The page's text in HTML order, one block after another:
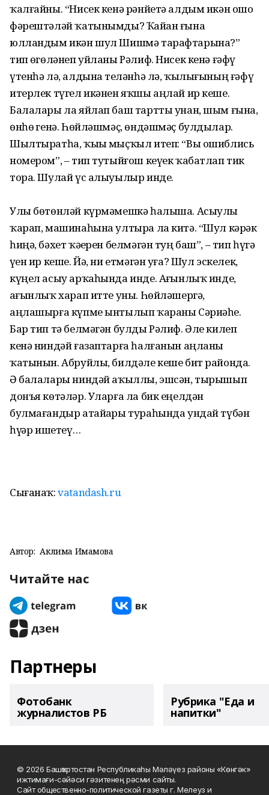
ҡалғайны. “Нисек кенә рәнйетә алдым икән ошо
фәрештәләй ҡаты­нымды? Ҡайҙан ғына
юлландым икән шул Шишмә тарафтарына?”
тип өҙгөләнеп уйланы Рәлиф. Нисек кенә ғәфү
үтенһә лә, алдына теҙләнһә лә, ҡылығының ғәфү
итерлек түгел икәнен яҡшы аңлай ир кеше.
Балалары ла яйлап баш тартты унан, шым ғына,
өнһөҙ генә. Һөйләшмәҫ, өндәшмәҫ булдылар.
Шылтыратһа, ҡыҙы мыҫҡыл итеп: “Вы ошиблись
номером”, – тип тутыйғош кеүек ҡабатлап тик
тора. Шулай үс алыуылыр инде.
Улы бөтөнләй күрмәмешкә һалыша. Асыулы
ҡарап, машина­һына ултыра ла китә. “Шул кәрәк
һиңә, бәхет ҡәҙерен белмәгән туң баш”, – тип һүгә
үҙен ир кеше. Йә, ни етмәгән уға? Шул эскелек,
күңел асыу арҡаһында инде. Аҙғынлыҡ инде,
аҙғынлыҡ харап итте уны. Һөйләшергә,
аңлашырға күпме ынтылып ҡараны Сәриәһе.
Бар тип тә белмәгән булды Рәлиф. Әле килеп
кенә ниндәй ғазаптарға һалғанын аңланы
ҡатынын. Абруйлы, билдәле кеше бит районда.
Ә балалары ниндәй аҡыллы, эшсән, тырышып
донъя көтәләр. Уларға ла бик еңелдән
булмағандыр атайҙары тураһында ундай түбән
һүҙҙәр ишетеү…
Сығанаҡ:vatandash.ru
Автор: Аклима Имамова
Читайте нас
Партнеры
Фотобанк
журналистов РБ
Рубрика "Еда и
напитки"
© 2026 Башҡортостан Республикаһы Мәләүез районы «Көнгәк»
ижтимағи-сәйәси гәзитенең рәсми сайты.
Сайт общественно-политической газеты г. Мелеуз и